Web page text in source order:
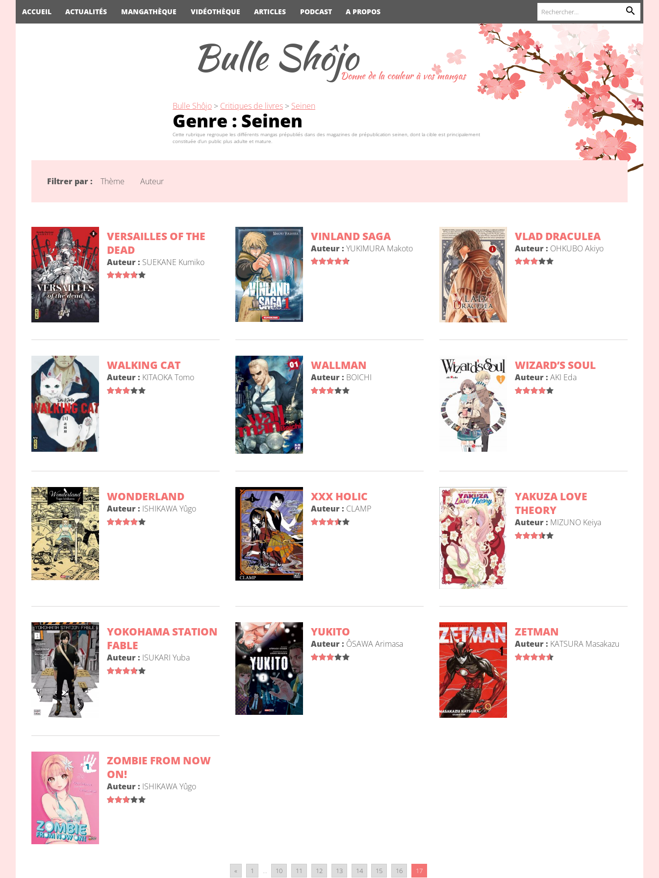
Bulle ShôjoDonne de la couleur à vos mangas
ACCUEIL ACTUALITÉS MANGATHÈQUE VIDÉOTHÈQUE ARTICLES PODCAST A PROPOS
Bulle Shôjo > Critiques de livres > Seinen
Genre : Seinen
Cette rubrique regroupe les différents mangas prépubliés dans des magazines de prépublication seinen, dont la cible est principalement
constituée d’un public plus adulte et mature.
Filtrer par : Thème Auteur
VERSAILLES OF THE
DEAD
Auteur : SUEKANE Kumiko
VINLAND SAGA
Auteur : YUKIMURA Makoto
VLAD DRACULEA
Auteur : OHKUBO Akiyo
WALKING CAT
Auteur : KITAOKA Tomo
WALLMAN
Auteur : BOICHI
WIZARD’S SOUL
Auteur : AKI Eda
WONDERLAND
Auteur : ISHIKAWA Yûgo
XXX HOLIC
Auteur : CLAMP
YAKUZA LOVE
THEORY
Auteur : MIZUNO Keiya
YOKOHAMA STATION
FABLE
Auteur : ISUKARI Yuba
YUKITO
Auteur : ÔSAWA Arimasa
ZETMAN
Auteur : KATSURA Masakazu
ZOMBIE FROM NOW
ON!
Auteur : ISHIKAWA Yûgo
« 1 ... 10 11 12 13 14 15 16 17